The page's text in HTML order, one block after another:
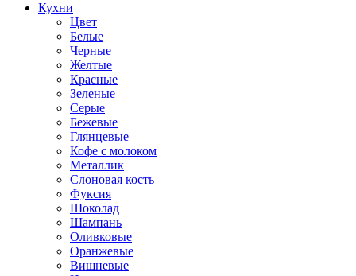
Кухни
Цвет
Белые
Черные
Желтые
Красные
Зеленые
Серые
Бежевые
Глянцевые
Кофе с молоком
Металлик
Слоновая кость
Фуксия
Шоколад
Шампань
Оливковые
Оранжевые
Вишневые